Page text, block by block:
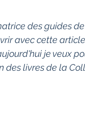
Littérature
des guides
avec cette
je veux
des livres de la